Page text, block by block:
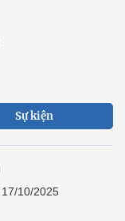
Sự kiện
10/2025